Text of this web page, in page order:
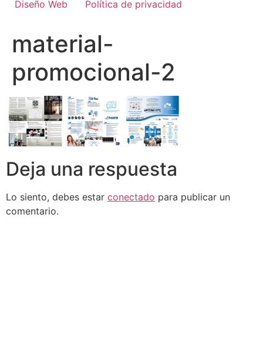
Diseño Web
Política de privacidad
material-
promocional-2
Deja una respuesta
Lo siento, debes estar conectado para publicar un
comentario.